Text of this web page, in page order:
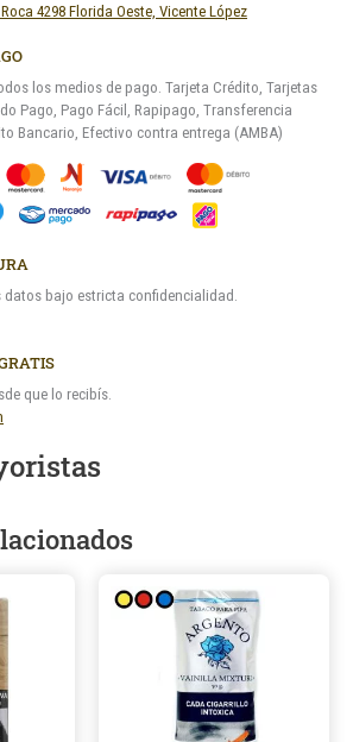
4298 Florida Oeste, Vicente López
los medios de pago. Tarjeta Crédito, Tarjetas
Pago, Pago Fácil, Rapipago, Transferencia
Bancario, Efectivo contra entrega (AMBA)
bajo estricta confidencialidad.
que lo recibís.